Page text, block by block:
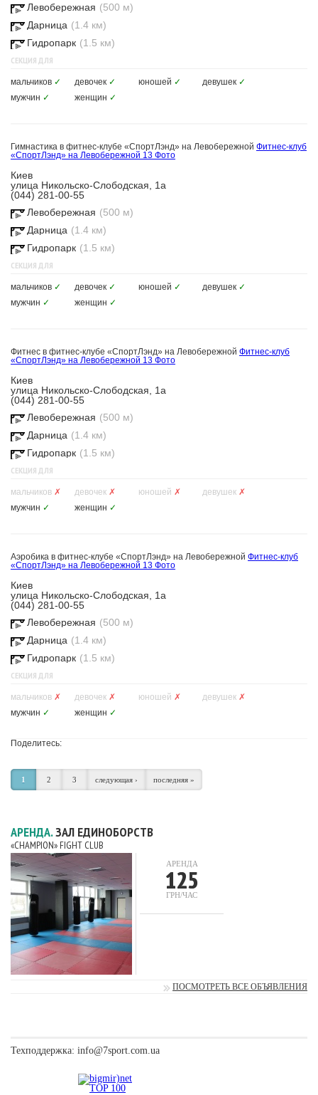
Левобережная (500 м)
Дарница (1.4 км)
Гидропарк (1.5 км)
СЕКЦИЯ ДЛЯ
мальчиков ✓ девочек ✓ юношей ✓ девушек ✓
мужчин ✓ женщин ✓
Гимнастика в фитнес-клубе «СпортЛэнд» на Левобережной Фитнес-клуб
«СпортЛэнд» на Левобережной 13 Фото
Киев
улица Никольско-Слободская, 1а
(044) 281-00-55
Левобережная (500 м)
Дарница (1.4 км)
Гидропарк (1.5 км)
СЕКЦИЯ ДЛЯ
мальчиков ✓ девочек ✓ юношей ✓ девушек ✓
мужчин ✓ женщин ✓
Фитнес в фитнес-клубе «СпортЛэнд» на Левобережной Фитнес-клуб
«СпортЛэнд» на Левобережной 13 Фото
Киев
улица Никольско-Слободская, 1а
(044) 281-00-55
Левобережная (500 м)
Дарница (1.4 км)
Гидропарк (1.5 км)
СЕКЦИЯ ДЛЯ
мальчиков ✗ девочек ✗ юношей ✗ девушек ✗
мужчин ✓ женщин ✓
Аэробика в фитнес-клубе «СпортЛэнд» на Левобережной Фитнес-клуб
«СпортЛэнд» на Левобережной 13 Фото
Киев
улица Никольско-Слободская, 1а
(044) 281-00-55
Левобережная (500 м)
Дарница (1.4 км)
Гидропарк (1.5 км)
СЕКЦИЯ ДЛЯ
мальчиков ✗ девочек ✗ юношей ✗ девушек ✗
мужчин ✓ женщин ✓
Поделитесь:
1 2 3 следующая › последняя »
АРЕНДА.ЗАЛ ЕДИНОБОРСТВ
«CHAMPION» FIGHT CLUB
АРЕНДА
125
ГРН/ЧАС
ПОСМОТРЕТЬ ВСЕ ОБЪЯВЛЕНИЯ
Техподдержка: info@7sport.com.ua